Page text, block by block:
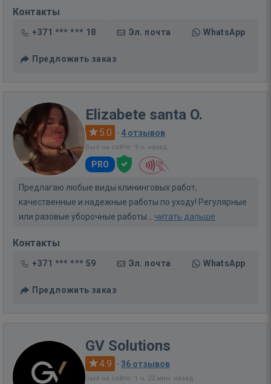
Контакты
+371 *** *** 18 Эл. почта WhatsApp
Предложить заказ
Elizabete santa O.
5.0 · 4 отзывов
Был на сайте: 9 ч. назад
PRO
Предлагаю любые виды клининговых работ,
качественные и надежные работы по уходу! Регулярные
или разовые уборочные работы... читать дальше
Контакты
+371 *** *** 59 Эл. почта WhatsApp
Предложить заказ
GV Solutions
4.9 · 36 отзывов
Был на сайте: 1 ч. 22 мин. назад